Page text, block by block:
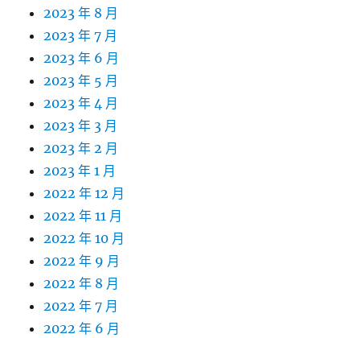
2023 年 8 月
2023 年 7 月
2023 年 6 月
2023 年 5 月
2023 年 4 月
2023 年 3 月
2023 年 2 月
2023 年 1 月
2022 年 12 月
2022 年 11 月
2022 年 10 月
2022 年 9 月
2022 年 8 月
2022 年 7 月
2022 年 6 月